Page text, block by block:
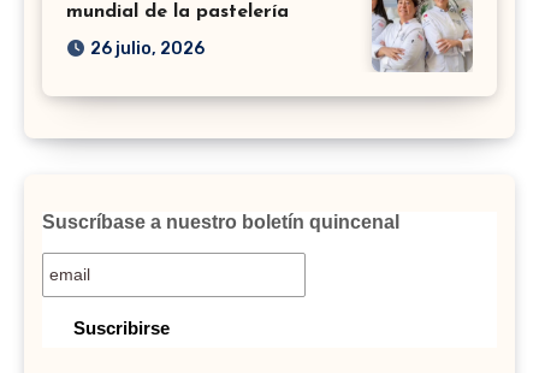
mundial de la pastelería
26 julio, 2026
Suscríbase a nuestro boletín quincenal